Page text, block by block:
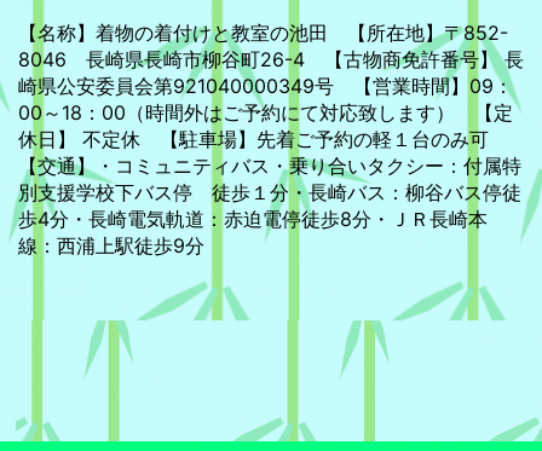
【名称】着物の着付けと教室の池田 【所在地】〒852-
8046 長崎県長崎市柳谷町26-4 【古物商免許番号】 長
崎県公安委員会第921040000349号 【営業時間】09：
00～18：00（時間外はご予約にて対応致します） 【定
休日】 不定休 【駐車場】先着ご予約の軽１台のみ可
【交通】・コミュニティバス・乗り合いタクシー：付属特
別支援学校下バス停 徒歩１分・長崎バス：柳谷バス停徒
歩4分・長崎電気軌道：赤迫電停徒歩8分・ＪＲ長崎本
線：西浦上駅徒歩9分